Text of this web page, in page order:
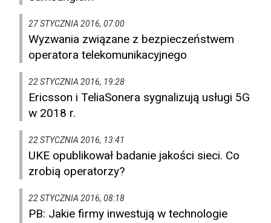
27 STYCZNIA 2016, 07:00
Wyzwania związane z bezpieczeństwem
operatora telekomunikacyjnego
22 STYCZNIA 2016, 19:28
Ericsson i TeliaSonera sygnalizują usługi 5G
w 2018 r.
22 STYCZNIA 2016, 13:41
UKE opublikował badanie jakości sieci. Co
zrobią operatorzy?
22 STYCZNIA 2016, 08:18
PB: Jakie firmy inwestują w technologie